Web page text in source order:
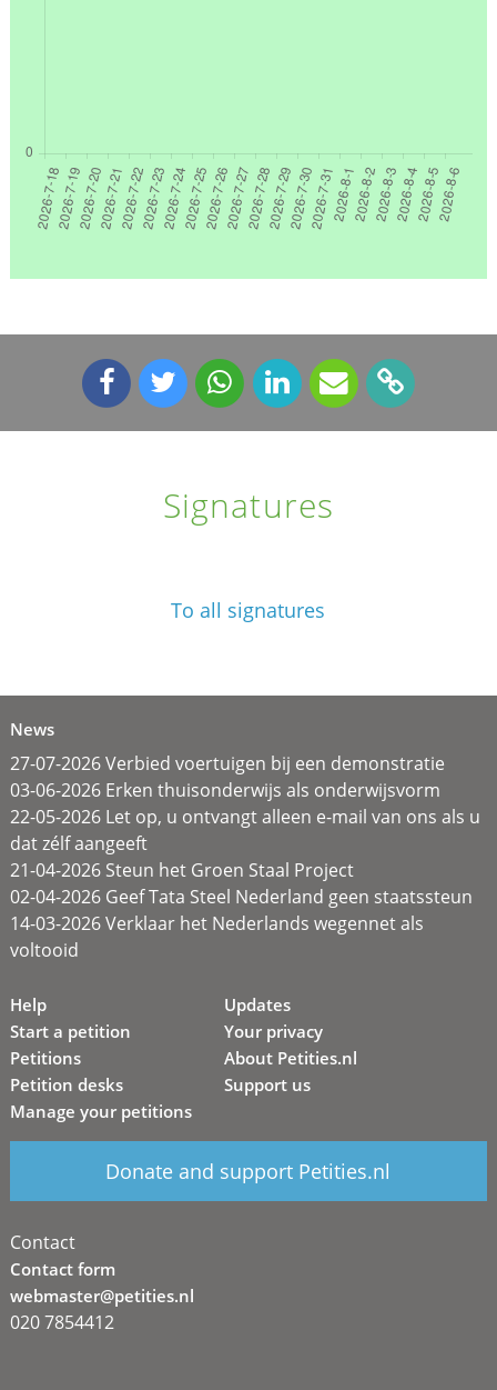
Signatures
To all signatures
News
27-07-2026 Verbied voertuigen bij een demonstratie
03-06-2026 Erken thuisonderwijs als onderwijsvorm
22-05-2026 Let op, u ontvangt alleen e-mail van ons als u
dat zélf aangeeft
21-04-2026 Steun het Groen Staal Project
02-04-2026 Geef Tata Steel Nederland geen staatssteun
14-03-2026 Verklaar het Nederlands wegennet als
voltooid
Help
Start a petition
Petitions
Petition desks
Manage your petitions
Updates
Your privacy
About Petities.nl
Support us
Donate and support Petities.nl
Contact
Contact form
webmaster@petities.nl
020 7854412